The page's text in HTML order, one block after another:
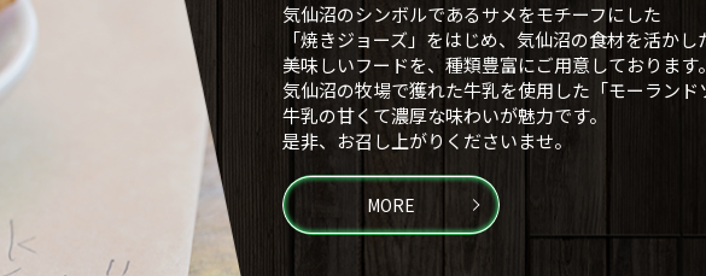
気仙沼のシンボルであるサメをモチーフにした
「焼きジョーズ」をはじめ、気仙沼の食材を活かし
美味しいフードを、種類豊富にご用意しております。
気仙沼の牧場で獲れた牛乳を使用した「モーランド
牛乳の甘くて濃厚な味わいが魅力です。
是非、お召し上がりくださいませ。
MORE